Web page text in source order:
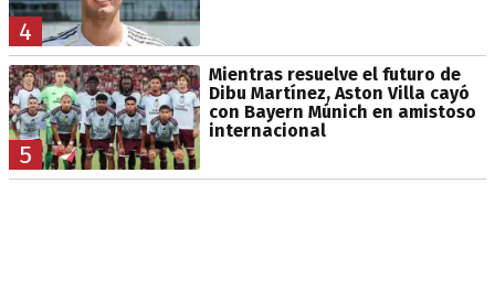
4
5
Mientras resuelve el futuro de
Dibu Martínez, Aston Villa cayó
con Bayern Múnich en amistoso
internacional